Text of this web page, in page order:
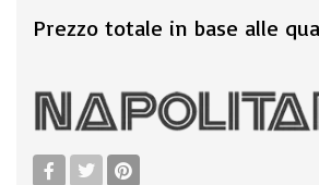
Prezzo totale in base alle